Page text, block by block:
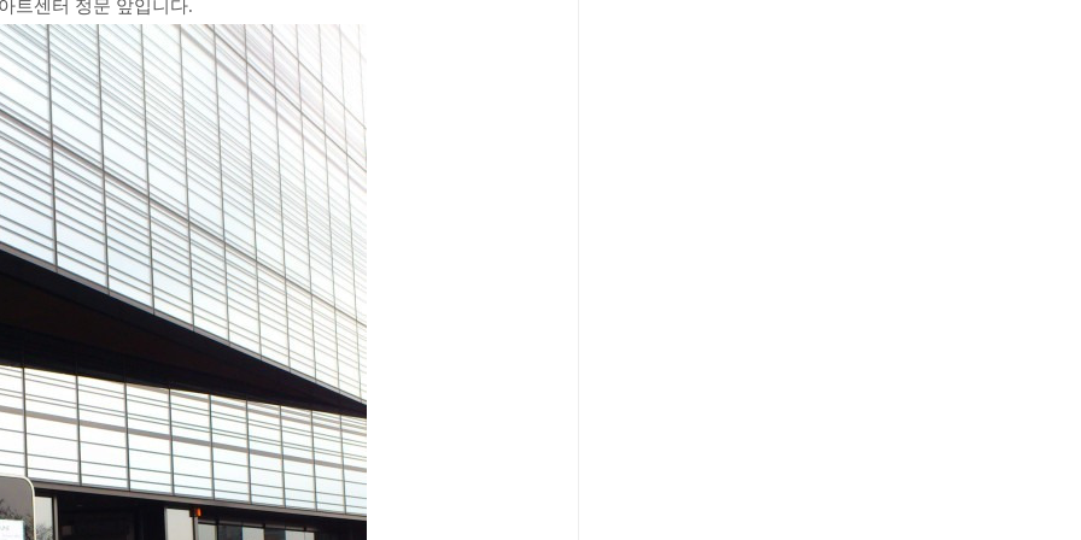
트센터 정문 앞입니다.